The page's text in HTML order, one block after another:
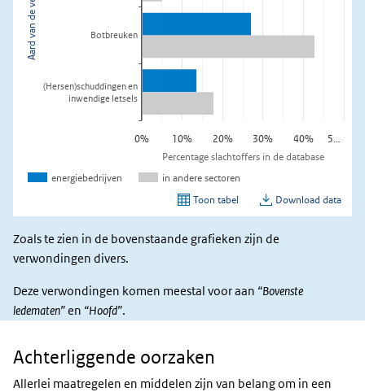
Zoals te zien in de bovenstaande grafieken zijn de
verwondingen divers.
Deze verwondingen komen meestal voor aan “Bovenste
ledematen”en “Hoofd”.
Achterliggende
oorzaken
Achterliggende oorzaken
Allerlei maatregelen en middelen zijn van belang om in een